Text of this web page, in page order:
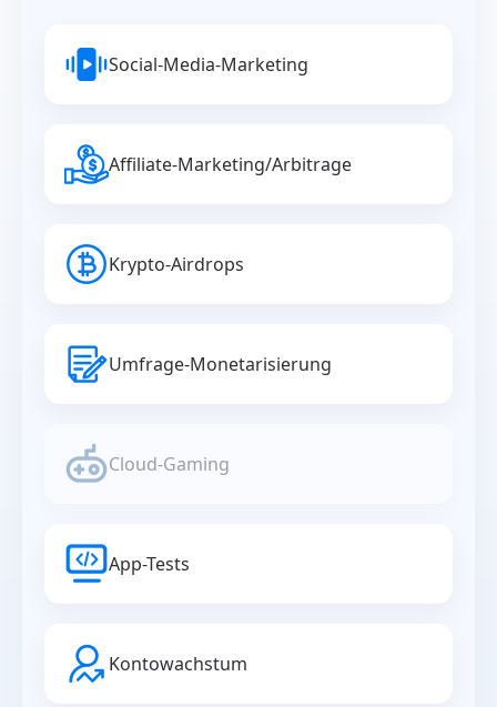
Social-Media-Marketing
Affiliate-Marketing/Arbitrage
Krypto-Airdrops
Umfrage-Monetarisierung
Cloud-Gaming
App-Tests
Kontowachstum